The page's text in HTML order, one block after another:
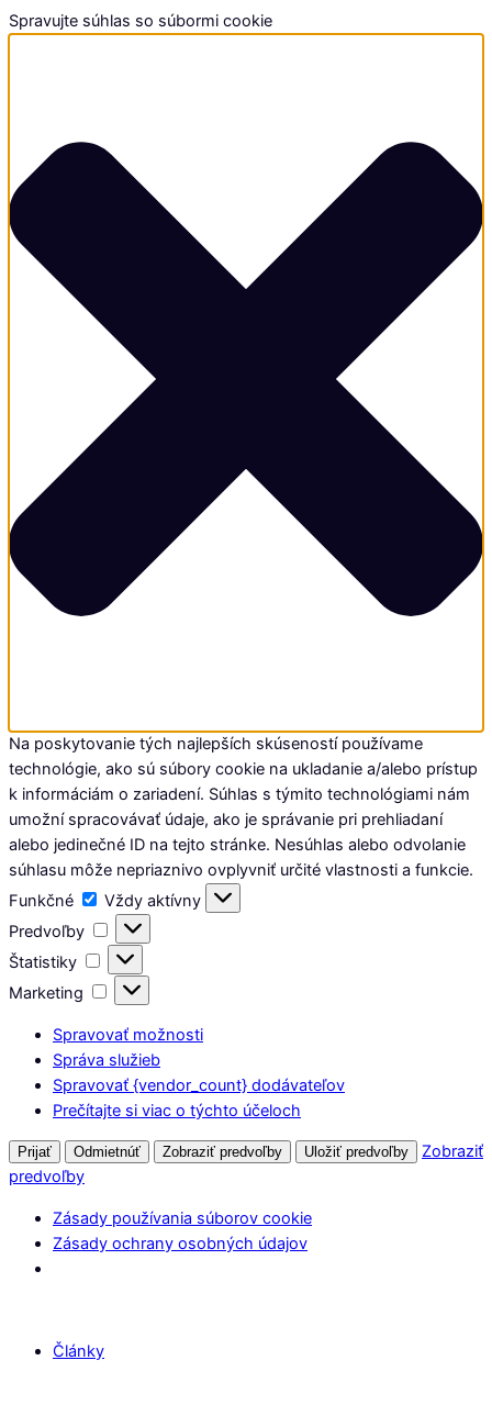
Spravujte súhlas so súbormi cookie
Na poskytovanie tých najlepších skúseností používame
technológie, ako sú súbory cookie na ukladanie a/alebo prístup
k informáciám o zariadení. Súhlas s týmito technológiami nám
umožní spracovávať údaje, ako je správanie pri prehliadaní
alebo jedinečné ID na tejto stránke. Nesúhlas alebo odvolanie
súhlasu môže nepriaznivo ovplyvniť určité vlastnosti a funkcie.
Funkčné
Funkčné
Vždy aktívny
Predvoľby
Predvoľby
Štatistiky
Štatistiky
Marketing
Marketing
Spravovať možnosti
Správa služieb
Spravovať {vendor_count} dodávateľov
Prečítajte si viac o týchto účeloch
Prijať Odmietnúť Zobraziť predvoľby Uložiť predvoľby
Zobraziť
predvoľby
Zásady používania súborov cookie
Zásady ochrany osobných údajov
Články